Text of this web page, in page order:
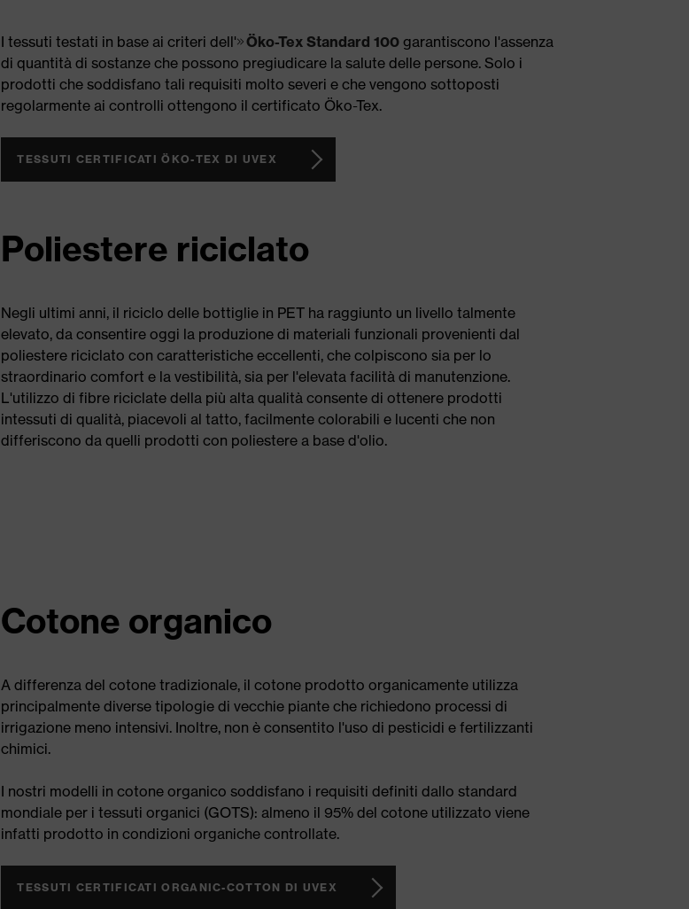
I tessuti testati in base ai criteri dell' Öko-Tex Standard 100 garantiscono l'assenza
di quantità di sostanze che possono pregiudicare la salute delle persone. Solo i
prodotti che soddisfano tali requisiti molto severi e che vengono sottoposti
regolarmente ai controlli ottengono il certificato Öko-Tex.
TESSUTI CERTIFICATI ÖKO-TEX DI UVEX
Poliestere riciclato
Negli ultimi anni, il riciclo delle bottiglie in PET ha raggiunto un livello talmente
elevato, da consentire oggi la produzione di materiali funzionali provenienti dal
poliestere riciclato con caratteristiche eccellenti, che colpiscono sia per lo
straordinario comfort e la vestibilità, sia per l'elevata facilità di manutenzione.
L'utilizzo di fibre riciclate della più alta qualità consente di ottenere prodotti
intessuti di qualità, piacevoli al tatto, facilmente colorabili e lucenti che non
differiscono da quelli prodotti con poliestere a base d'olio.
Cotone organico
A differenza del cotone tradizionale, il cotone prodotto organicamente utilizza
principalmente diverse tipologie di vecchie piante che richiedono processi di
irrigazione meno intensivi. Inoltre, non è consentito l'uso di pesticidi e fertilizzanti
chimici.
I nostri modelli in cotone organico soddisfano i requisiti definiti dallo standard
mondiale per i tessuti organici (GOTS): almeno il 95% del cotone utilizzato viene
infatti prodotto in condizioni organiche controllate.
TESSUTI CERTIFICATI ORGANIC-COTTON DI UVEX